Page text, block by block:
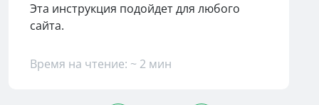
Эта инструкция подойдет для любого
сайта.
Время на чтение: ~ 2 мин